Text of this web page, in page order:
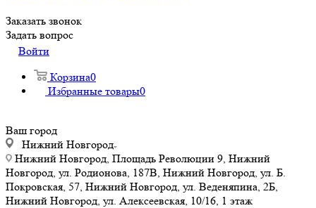
Заказать звонок
Задать вопрос
Войти
Корзина0
Избранные товары0
Ваш город
Нижний Новгород
Нижний Новгород, Площадь Революции 9, Нижний
Новгород, ул. Родионова, 187В, Нижний Новгород, ул. Б.
Покровская, 57, Нижний Новгород, ул. Веденяпина, 2Б,
Нижний Новгород, ул. Алексеевская, 10/16, 1 этаж